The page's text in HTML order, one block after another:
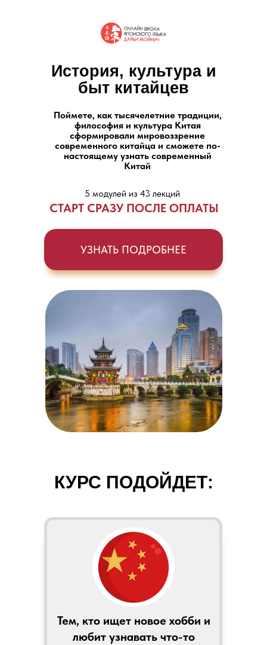
5 модулей из 43 лекций
Поймете, как тысячелетние традиции,
философия и культура Китая
сформировали мировоззрение
современного китайца и сможете по-
настоящему узнать современный
Китай
История, культура и
быт китайцев
СТАРТ СРАЗУ ПОСЛЕ ОПЛАТЫ
УЗНАТЬ ПОДРОБНЕЕ
КУРС ПОДОЙДЕТ:
Тем, кто ищет новое хобби и
любит узнавать что-то